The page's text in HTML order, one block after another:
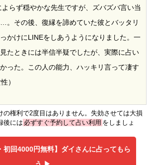
よらず穏やかな先生ですが、ズバズバ言い当
。その後、復縁を諦めていた彼とバッタリ
かけにLINEをしあうようになりました。一
たときには半信半疑でしたが、実際に占い
った。この人の能力、ハッキリ言って凄す
）
権利で2度目はありません。失効させては大損
後には 必ずすぐ予約して占い利用 をしましょ
初回4000円無料】 ダイさんに占ってもら